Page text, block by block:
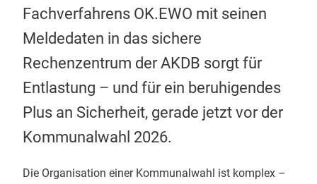
Fachverfahrens OK.EWO mit seinen
Meldedaten in das sichere
Rechenzentrum der AKDB sorgt für
Entlastung – und für ein beruhigendes
Plus an Sicherheit, gerade jetzt vor der
Kommunalwahl 2026.
Die Organisation einer Kommunalwahl ist komplex –